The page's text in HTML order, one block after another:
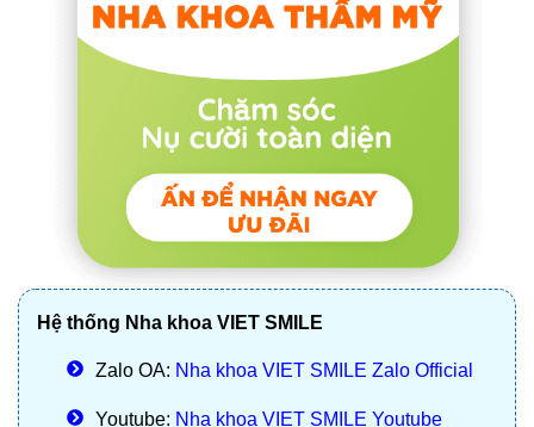
Hệ thống Nha khoa VIET SMILE
Zalo OA: Nha khoa VIET SMILE Zalo Official
Youtube: Nha khoa VIET SMILE Youtube